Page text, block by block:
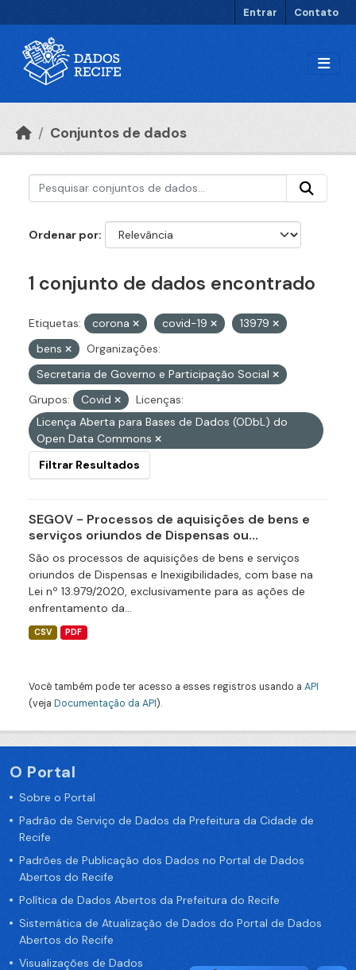
Entrar Contato
Conjuntos de dados
Ordenar por
1 conjunto de dados encontrado
Etiquetas: corona covid-19
13979
bens
Organizações:
Secretaria de Governo e Participação Social
Grupos:
Covid
Licenças:
Licença Aberta para Bases de Dados (ODbL) do
Open Data Commons
Filtrar Resultados
SEGOV - Processos de aquisições de bens e
serviços oriundos de Dispensas ou...
São os processos de aquisições de bens e serviços
oriundos de Dispensas e Inexigibilidades, com base na
Lei nº 13.979/2020, exclusivamente para as ações de
enfrentamento da...
CSV PDF
Você também pode ter acesso a esses registros usando a API
(veja Documentação da API).
O Portal
Sobre o Portal
Padrão de Serviço de Dados da Prefeitura da Cidade de
Recife
Padrões de Publicação dos Dados no Portal de Dados
Abertos do Recife
Política de Dados Abertos da Prefeitura do Recife
Sistemática de Atualização de Dados do Portal de Dados
Abertos do Recife
Visualizações de Dados